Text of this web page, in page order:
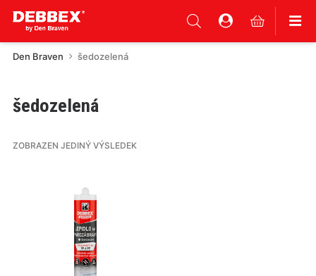
Den Braven šedozelená
šedozelená
ZOBRAZEN JEDINÝ VÝSLEDEK